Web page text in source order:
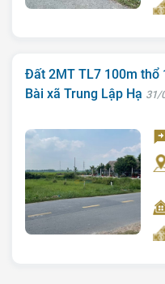
Đất 2MT TL7 100m thổ
Bài xã Trung Lập Hạ 31/